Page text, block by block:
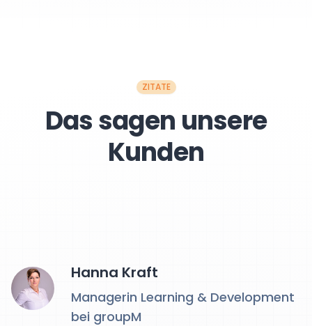
ZITATE
Das sagen unsere
Kunden
Hanna Kraft
Managerin Learning & Development
bei groupM